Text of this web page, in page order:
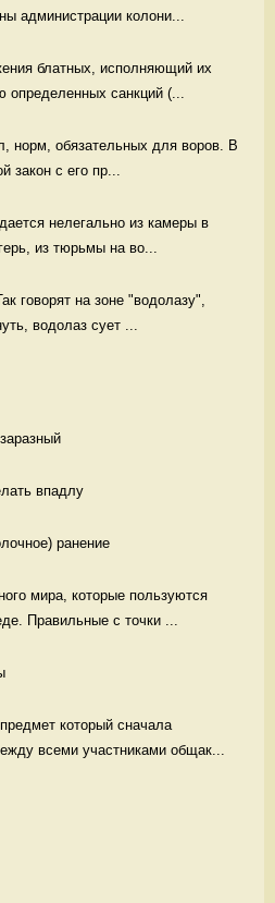
администрации колони...
определенных санкций (...
норм, обязательных для воров. В
закон с его пр...
нелегально из камеры в
из тюрьмы на во...
говорят на зоне "водолазу",
водолаз сует ...
впадлу
ранение
мира, которые пользуются
Правильные с точки ...
который сначала
всеми участниками общак...